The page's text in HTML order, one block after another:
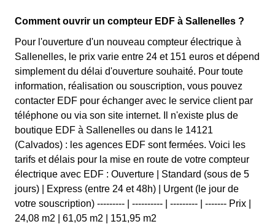
Comment ouvrir un compteur EDF à Sallenelles ?
Pour l'ouverture d'un nouveau compteur électrique à
Sallenelles, le prix varie entre 24 et 151 euros et dépend
simplement du délai d'ouverture souhaité. Pour toute
information, réalisation ou souscription, vous pouvez
contacter EDF pour échanger avec le service client par
téléphone ou via son site internet. Il n'existe plus de
boutique EDF à Sallenelles ou dans le 14121
(Calvados) : les agences EDF sont fermées. Voici les
tarifs et délais pour la mise en route de votre compteur
électrique avec EDF : Ouverture | Standard (sous de 5
jours) | Express (entre 24 et 48h) | Urgent (le jour de
votre souscription) --------- | ---------- | --------- | ------- Prix |
24,08 m2 | 61,05 m2 | 151,95 m2